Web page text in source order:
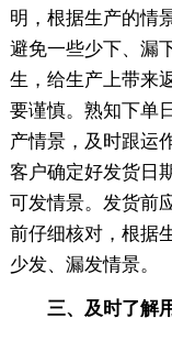
明，根据生产的情
避免一些少下、漏
生，给生产上带来
要谨慎。熟知下单
产情景，及时跟运
客户确定好发货日
可发情景。发货前
前仔细核对，根据
少发、漏发情景。
三、及时了解